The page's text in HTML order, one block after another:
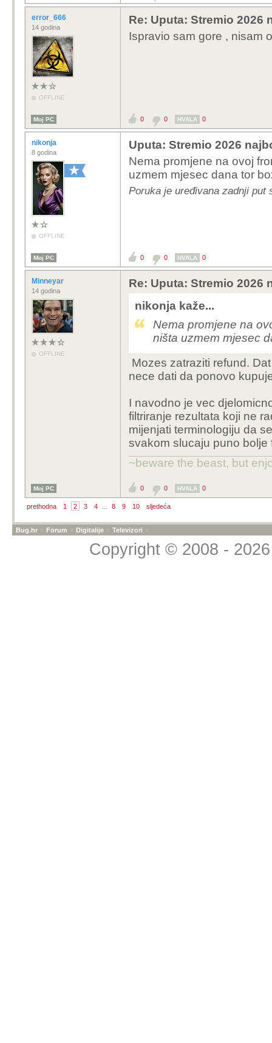
Updejtao sam uputu
debrid servis, uz
Inace, ovakve stvari
error_666
14 godina
OFFLINE
Re: Uputa: Stremio 2026
Ispravio sam gore , nisam
Moj PC 0 0 HVALA 0
nikonja
8 godina
OFFLINE
Uputa: Stremio 2026
Nema promjene na ovoj
uzmem mjesec dana tor
Poruka je uređivana zadnji put
Moj PC 0 0 HVALA 0
Minneyar
14 godina
OFFLINE
Re: Uputa: Stremio 2026
nikonja kaže...
Nema promjene na
ništa uzmem mjesec
Mozes zatraziti refund.
nece dati da ponovo
I navodno je vec
filtriranje rezultata koji ne
mijenjati terminologiju da
svakom slucaju puno bolje
~beware the beast, but
Moj PC 0 0 HVALA 0
prethodna 1 2 3 4 8 9 10 sljedeća
Bug.hr » Forum » Digitalije » Televizori »
Copyright © 2008 -